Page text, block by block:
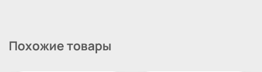
Похожие товары